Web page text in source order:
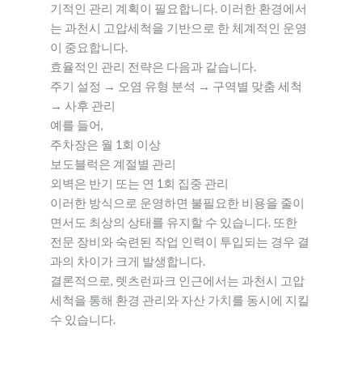
기적인 관리 계획이 필요합니다. 이러한 환경에서
는 과천시 고압세척을 기반으로 한 체계적인 운영
이 중요합니다.
효율적인 관리 전략은 다음과 같습니다.
주기 설정 → 오염 유형 분석 → 구역별 맞춤 세척
→ 사후 관리
예를 들어,
주차장은 월 1회 이상
보도블럭은 계절별 관리
외벽은 반기 또는 연 1회 집중 관리
이러한 방식으로 운영하면 불필요한 비용을 줄이
면서도 최상의 상태를 유지할 수 있습니다. 또한
전문 장비와 숙련된 작업 인력이 투입되는 경우 결
과의 차이가 크게 발생합니다.
결론적으로, 렛츠런파크 인근에서는 과천시 고압
세척을 통해 환경 관리와 자산 가치를 동시에 지킬
수 있습니다.